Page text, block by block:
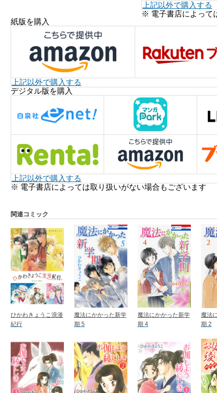
上記以外で購入する
※ 電子書店によって
紙版を購入
上記以外で購入する
デジタル版を購入
上記以外で購入する
※ 電子書店によっては取り扱いがない場合もございます
関連コミック
ひかわきょうこ浪漫
紀行
魔法にかかった新学
期 5
魔法にかかった新学
期 4
魔法
期 2